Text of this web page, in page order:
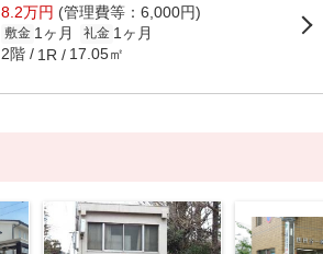
8.2万円 (管理費等：6,000円)
敷金 1ヶ月 礼金 1ヶ月
2階 1R 17.05㎡